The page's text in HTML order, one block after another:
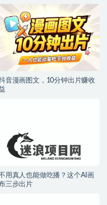
音漫画图文，10分钟出片赚收
用真人也能做吃播？这个AI画
三步出片